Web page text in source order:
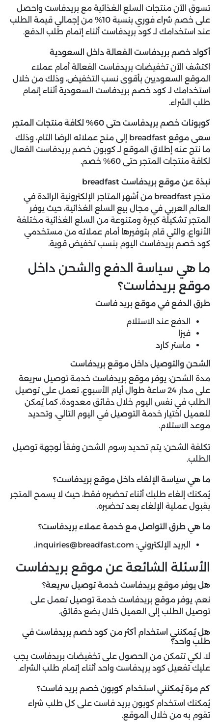
تسوق الآن منتجات السلع الغذائية مع بريدفاست واحصل
على خصم شراء فوري بنسبة 10% من إجمالي قيمة الطلب
عند استخدامك لـ كود بريدفاست أثناء إتمام طلب الدفع.
أكواد خصم بريدفاست الفعالة داخل السعودية
اكتشف الآن تخفيضات بريدفاست الفعالة أمام عملاء
الموقع السعوديين بأقوى نسب التخفيض، وذلك من خلال
استخدامك لـ كود خصم بريدفاست السعودية أثناء إتمام
طلب الشراء.
كوبونات خصم بريدفاست حتى 60% لكافة منتجات المتجر
سعى موقع breadfast إلى منح عملائه الرضا التام، وذلك
ما نتج عنه إطلاق الموقع لـ كوبون خصم بريدفاست الفعال
لكافة منتجات المتجر حتى 60% خصم.
نبذة عن موقع بريدفاست breadfast
متجر breadfast من أشهر المتاجر الإلكترونية الرائدة في
العالم العربي في مجال بيع السلع الغذائية، حيث يوفر
المتجر تشكيلة كبيرة ومتنوعة من السلع الغذائية مختلفة
الأنواع، والتي قام بتوفيرها أمام عملائه من مستخدمي
كود خصم بريدفاست اليوم بنسب تخفيض قوية.
ما هي سياسة الدفع والشحن داخل
موقع بريدفاست؟
طرق الدفع في موقع بريد فاست
الدفع عند الاستلام
فيزا
ماستر كارد
الشحن والتوصيل داخل موقع بريدفاست
مدة الشحن: يوفر موقع بريدفاست خدمة توصيل سريعة
على مدار 24 ساعة طوال أيام الأسبوع، تعمل على توصيل
الطلب في نفس اليوم خلال دقائق معدودة، كما يُمكن
للعميل اختيار خدمة التوصيل في اليوم التالي، وتحديد
موعد الاستلام.
تكلفة الشحن: يتم تحديد رسوم الشحن وفقاً لوجهة توصيل
الطلب.
ما هي سياسة الإلغاء داخل موقع بريدفاست؟
يُمكنك إلغاء طلبك أثناء تحضيره فقط، حيث لا يسمح المتجر
بقبول عملية الإلغاء بعد تحضيره.
ما هي طرق التواصل مع خدمة عملاء بريدفاست؟
البريد الإلكتروني: inquiries@breadfast.com.
الأسئلة الشائعة عن موقع بريدفاست
هل يوفر موقع بريدفاست خدمة توصيل سريعة؟
نعم، يوفر موقع بريدفاست خدمة توصيل تعمل على
توصيل الطلب إلى العميل خلال بضع دقائق.
هل يُمكنني استخدام أكثر من كود خصم بريدفاست في
طلب واحد؟
لا، لكي تتمكن من الحصول على تخفيضات بريدفاست يجب
عليك تفعيل كود بريدفاست واحد أثناء إتمام طلب الشراء.
كم مرة يُمكنني استخدام كوبون خصم بريد فاست؟
يُمكنك استخدام كوبون بريد فاست على كل طلب شراء
تقوم به من خلال الموقع.